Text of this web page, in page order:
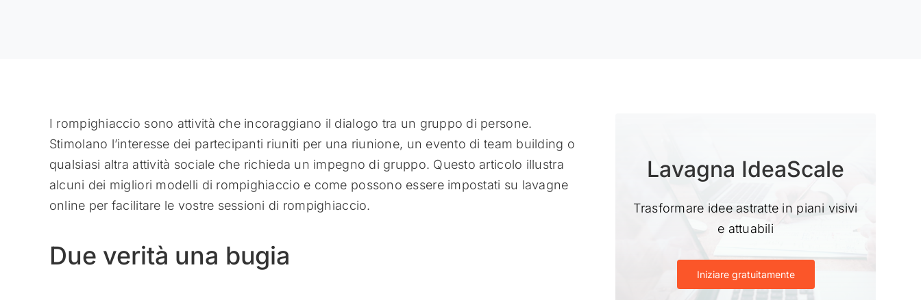
I rompighiaccio sono attività che incoraggiano il dialogo tra un gruppo di persone.
Stimolano l’interesse dei partecipanti riuniti per una riunione, un evento di team building o
qualsiasi altra attività sociale che richieda un impegno di gruppo. Questo articolo illustra
alcuni dei migliori modelli di rompighiaccio e come possono essere impostati su lavagne
online per facilitare le vostre sessioni di rompighiaccio.
Due verità una bugia
Lavagna IdeaScale
Trasformare idee astratte in piani visivi
e attuabili
Iniziare gratuitamente